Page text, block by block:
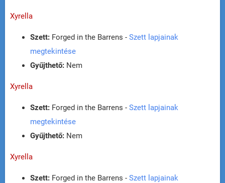
Xyrella
Szett: Forged in the Barrens - Szett lapjainak
megtekintése
Gyűjthető: Nem
Xyrella
Szett: Forged in the Barrens - Szett lapjainak
megtekintése
Gyűjthető: Nem
Xyrella
Szett: Forged in the Barrens - Szett lapjainak